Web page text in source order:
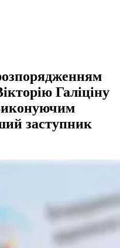
Галіціну
заступник